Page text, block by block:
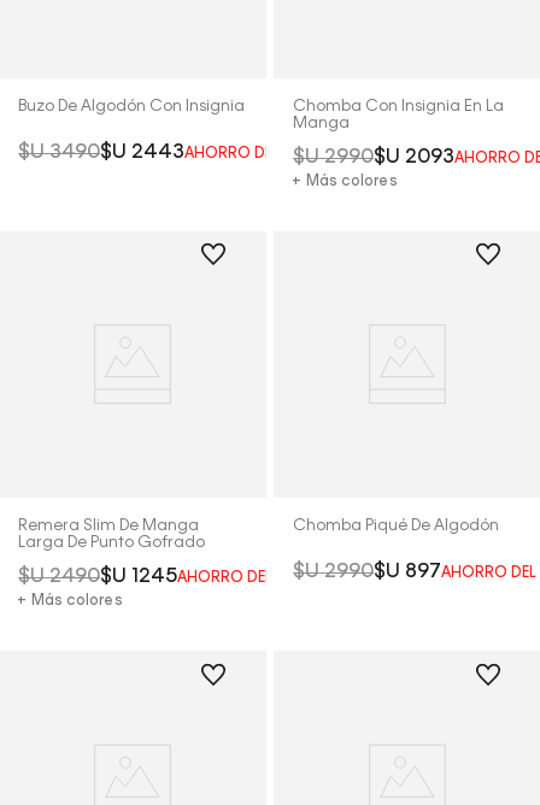
Buzo De Algodón Con Insignia
$U 3490$U 2443AHORRO DEL 30%
Chomba Con Insignia En La
Manga
$U 2990$U 2093AHORRO
+ Más colores
Remera Slim De Manga
Larga De Punto Gofrado
$U 2490$U 1245AHORRO DEL
50%
+ Más colores
Chomba Piqué De Algodón
$U 2990$U 897AHORRO DEL